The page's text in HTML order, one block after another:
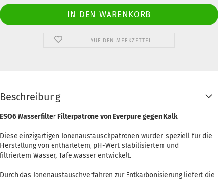
AUF DEN MERKZETTEL
Beschreibung
ESO6 Wasserfilter Filterpatrone von Everpure gegen Kalk
Diese einzigartigen Ionenaustauschpatronen wurden speziell für die
Herstellung von enthärtetem, pH-Wert stabilisiertem und
filtriertem Wasser, Tafelwasser entwickelt.
Durch das Ionenaustauschverfahren zur Entkarbonisierung liefert die